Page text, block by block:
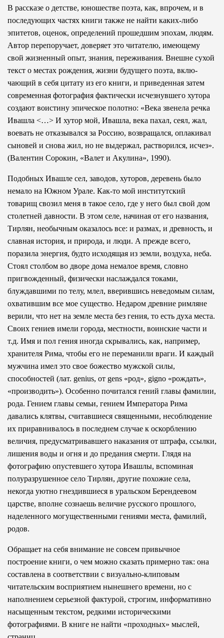
В рассказе о детстве, юношестве поэта, как, впрочем, и в
последующих частях книги также не найти каких-либо
эпитетов, оценок, определений прошедшим эпохам, людям.
Автор перепоручает, доверяет это читателю, имеющему
свой жизненный опыт, знания, переживания. Внешне сухой
текст о местах рождения, жизни будущего поэта, вклю­
чающий в себя цитату из его книги, и приведенная затем
современная фотография фактически исчезнувшего хутора
создают воистину эпическое полотно: «Века звенела речка
Ивашла <…> И хутор мой, Ивашла, века пахал, сеял, жал,
воевать не отказывался за Россию, возвращался, оплакивал
сыновей и снова жил, но не выдержал, растворился, исчез».
(Валентин Сорокин, «Валет и Акулина», 1990).
Подобных Ивашле сел, заводов, хуторов, деревень было
немало на Южном Урале. Как-то мой институтский
товарищ свозил меня в такое село, где у него был свой дом
столетней давности. В этом селе, начиная от его названия,
Тирлян, необычным оказалось все: и размах, и древность, и
славная история, и природа, и люди. А прежде всего,
поразила энергия, будто исходящая из земли, воздуха, неба.
Стоял столбом во дворе дома немалое время, словно
пригвожденный, физически наслаждался токами,
блуждавшими по телу, млел, вверившись неведомым силам,
охватившим все мое существо. Недаром древние римляне
верили, что нет на земле места без гения, то есть духа места.
Своих гениев имели города, местности, воинские части и
т.д. Имя и пол гения иногда скрывались, как, например,
хранителя Ри­ма, чтобы его не переманили враги. И каждый
мужчина имел это свое божество мужской силы,
способностей (лат. genius, от gens «род», gigno «рождать»,
«производить»). Особенно почитался гений главы фамилии,
рода. Гением главы семьи, гением Императора Рима
давались клятвы, считавшиеся священными, несоблюдение
их приравнивалось в последнем случае к оскорблению
величия, предусматривавшего наказания от штрафа, ссылки,
лишения воды и огня и до предания смерти. Глядя на
фотографию опустевшего хутора Ивашлы, вспоминая
полуразрушенное село Тирлян, другие похожие села,
некогда уютно гнездившиеся в уральском Берендеевом
царстве, вполне сознаешь величие русского прошлого,
наделенного могущественными гениями места, фамилий,
родов.
Обращает на себя внимание не совсем привычное
построение книги, о чем можно сказать примерно так: она
составлена в соответствии с визуально-клиповым
читательским восприятием нынешнего времени, но с
наполнением серьезной фактурой, строгим, информативно
насыщенным текстом, редкими историческими
фотографиями. В книге не найти «проходных» мыслей,